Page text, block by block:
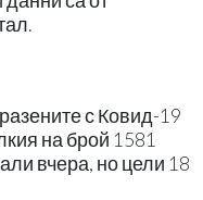
с Ковид-19
на брой 1581
вчера, но цели 18